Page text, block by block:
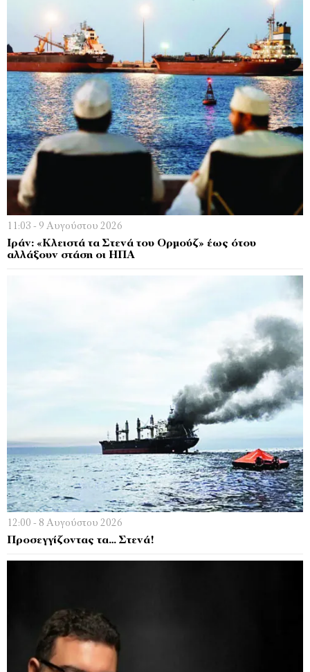
11:03 - 9 Αυγούστου 2026
Ιράν: «Κλειστά τα Στενά του Ορμούζ» έως ότου
αλλάξουν στάση οι ΗΠΑ
12:00 - 8 Αυγούστου 2026
Προσεγγίζοντας τα… Στενά!